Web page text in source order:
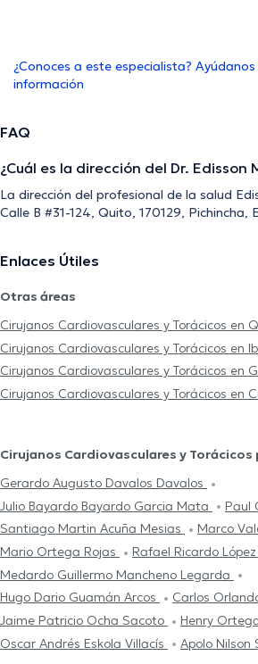
¿Conoces a este especialista?
información
FAQ
¿Cuál es la dirección del Dr. Edisson
La dirección del profesional de la salud
Calle B #31-124, Quito, 170129, Pichincha,
Enlaces Útiles
Otras áreas
Cirujanos Cardiovasculares y Torácicos en
Cirujanos Cardiovasculares y Torácicos en
Cirujanos Cardiovasculares y Torácicos en
Cirujanos Cardiovasculares y Torácicos en
Cirujanos Cardiovasculares y
Gerardo Augusto Davalos Davalos
Julio Bayardo Bayardo Garcia Mata
Paul
Santiago Martin Acuña Mesias
Marco
Mario Ortega Rojas
Rafael Ricardo
Medardo Guillermo Mancheno Legarda
Hugo Dario Guamán Arcos
Carlos
Jaime Patricio Ocha Sacoto
Henry
Oscar Andrés Eskola Villacís
Apolo Nilson